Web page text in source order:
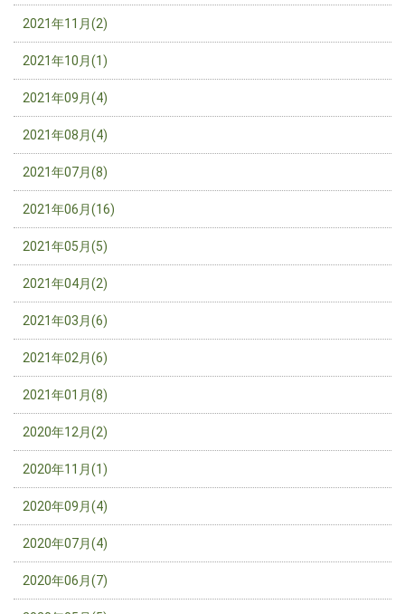
2021年11月(2)
2021年10月(1)
2021年09月(4)
2021年08月(4)
2021年07月(8)
2021年06月(16)
2021年05月(5)
2021年04月(2)
2021年03月(6)
2021年02月(6)
2021年01月(8)
2020年12月(2)
2020年11月(1)
2020年09月(4)
2020年07月(4)
2020年06月(7)